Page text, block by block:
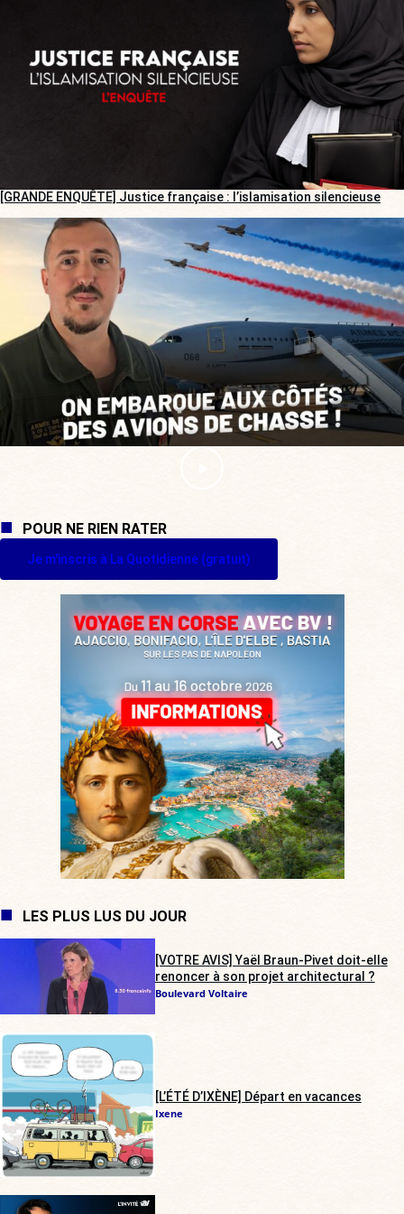
[GRANDE ENQUÊTE] Justice française : l’islamisation silencieuse
POUR NE RIEN RATER
Je m'inscris à La Quotidienne (gratuit)
LES PLUS LUS DU JOUR
[VOTRE AVIS] Yaël Braun-Pivet doit-elle
renoncer à son projet architectural ?
Boulevard Voltaire
[L’ÉTÉ D’IXÈNE] Départ en vacances
Ixene